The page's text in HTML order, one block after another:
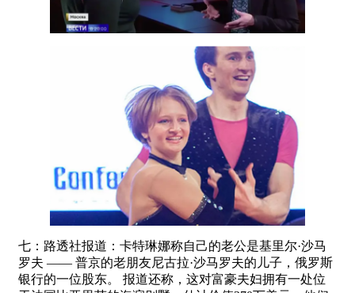
七：路透社报道：卡特琳娜称自己的老公是基里尔·沙马
罗夫 —— 普京的老朋友尼古拉·沙马罗夫的儿子，俄罗斯
银行的一位股东。 报道还称，这对富豪夫妇拥有一处位